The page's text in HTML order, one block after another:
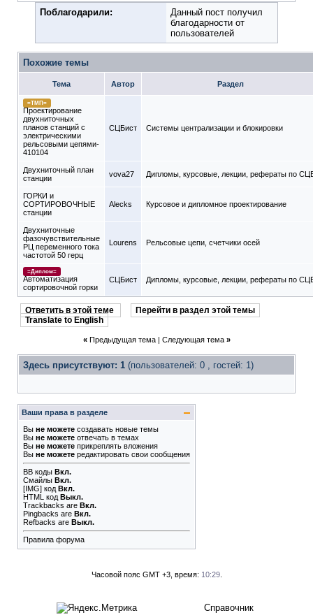
Поблагодарили:
Данный пост получил
благодарности от
пользователей
Похожие темы
Тема Автор Раздел
=ТМП=
Проектирование
двухниточных
планов станций с
электрическими
рельсовыми цепями-
410104
СЦБист Системы централизации и блокировки
Двухниточный план
станции
vova27 Дипломы, курсовые, лекции, рефераты по
ГОРКИ и
СОРТИРОВОЧНЫЕ
станции
Alecks Курсовое и дипломное проектирование
Двухниточные
фазочувствительные
РЦ переменного тока
частотой 50 герц
Lourens Рельсовые цепи, счетчики осей
=Диплом=
Автоматизация
сортировочной горки
СЦБист Дипломы, курсовые, лекции, рефераты по
Ответить в этой теме
Перейти в раздел этой темы
Translate to English
« Предыдущая тема| Следующая тема »
Здесь присутствуют: 1 (пользователей: 0 , гостей: 1)
Ваши права в разделе
Вы не можете создавать новые темы
Вы не можете отвечать в темах
Вы не можете прикреплять вложения
Вы не можете редактировать свои сообщения
BB коды Вкл.
Смайлы Вкл.
[IMG] код Вкл.
HTML код Выкл.
Trackbacks are Вкл.
Pingbacks are Вкл.
Refbacks are Выкл.
Правила форума
Часовой пояс GMT +3, время: 10:29.
Справочник